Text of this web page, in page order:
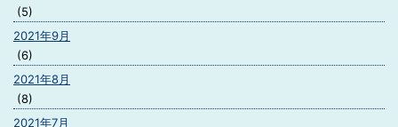
(5)
2021年9月
(6)
2021年8月
(8)
2021年7月